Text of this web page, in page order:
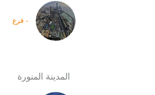
- فرع
المدينة المنورة